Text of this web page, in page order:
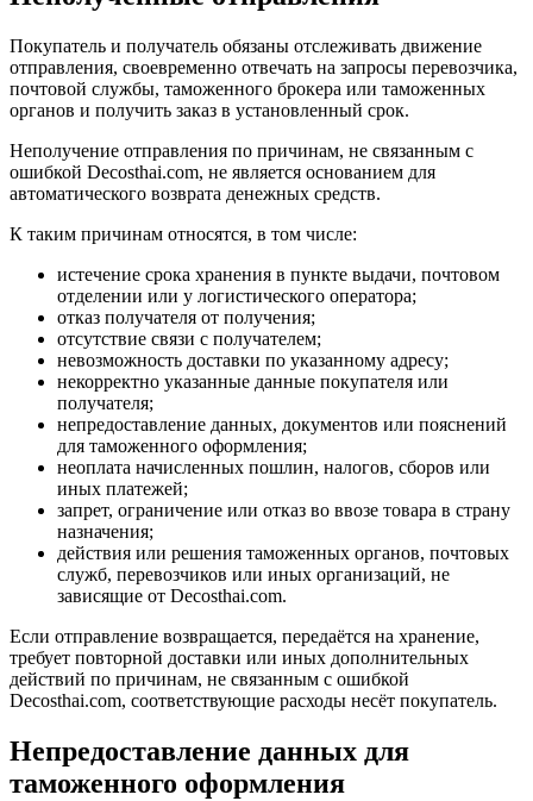
Покупатель и получатель обязаны отслеживать движение
отправления, своевременно отвечать на запросы перевозчика,
почтовой службы, таможенного брокера или таможенных
органов и получить заказ в установленный срок.
Неполучение отправления по причинам, не связанным с
ошибкой Decosthai.com, не является основанием для
автоматического возврата денежных средств.
К таким причинам относятся, в том числе:
истечение срока хранения в пункте выдачи, почтовом
отделении или у логистического оператора;
отказ получателя от получения;
отсутствие связи с получателем;
невозможность доставки по указанному адресу;
некорректно указанные данные покупателя или
получателя;
непредоставление данных, документов или пояснений
для таможенного оформления;
неоплата начисленных пошлин, налогов, сборов или
иных платежей;
запрет, ограничение или отказ во ввозе товара в страну
назначения;
действия или решения таможенных органов, почтовых
служб, перевозчиков или иных организаций, не
зависящие от Decosthai.com.
Если отправление возвращается, передаётся на хранение,
требует повторной доставки или иных дополнительных
действий по причинам, не связанным с ошибкой
Decosthai.com, соответствующие расходы несёт покупатель.
Непредоставление данных для
таможенного оформления